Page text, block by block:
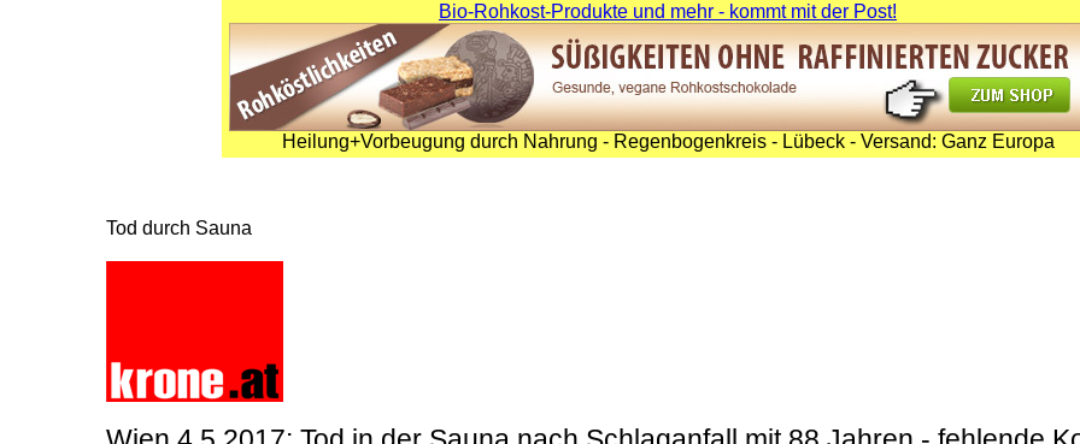
Bio-Rohkost-Produkte und mehr - kommt mit der Post!
Heilung+Vorbeugung durch Nahrung - Regenbogenkreis - Lübeck - Versand: Ganz Europa
Tod durch Sauna